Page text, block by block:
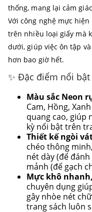
thống, mang lại cảm
Với công nghệ mực
trên nhiều loại giấy mà
dưới, giúp việc ôn tập
hơn bao giờ hết.
✨ Đặc điểm nổi bật
Màu sắc Neon
Cam, Hồng,
quang cao, giúp
kỳ nổi bật trên
Thiết kế ngòi
chéo thông
nét dày (để
mảnh (để gạch
Mực khô
chuyên dụng
gây nhòe nét
trang sách luôn